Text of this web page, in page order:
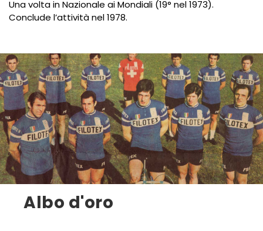
Una volta in Nazionale ai Mondiali (19° nel 1973).
Conclude l’attività nel 1978.
Albo d'oro